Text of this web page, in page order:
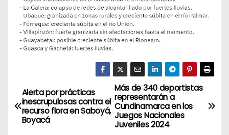
N
a
Más de 340 deportistas
representarán a
Cundinamarca en los
Juegos Nacionales
Juveniles 2024
Alerta por prácticas
inescrupulosas contra el
recurso flora en Saboyá,
Boyacá